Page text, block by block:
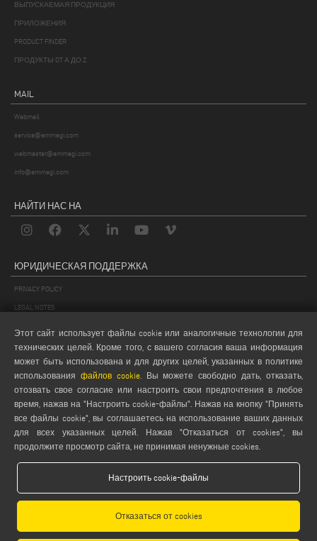
ВЫПУСКАЕМАЯ ПРОДУКЦИЯ
ПРИЛОЖЕНИЯ
PRODUCT FINDER
ПРОДУКТЫ OT А ДО Z
MAIL
Webmail
service@emmegi.com
webmaster@emmegi.com
info@emmegi.com
НАЙТИ НАС НА
ЮРИДИЧЕСКАЯ ПОДДЕРЖКА
PRIVACY POLICY
LEGAL NOTES
GENERAL TERMS AND CONDITIONS OF SALE
GENERAL TERMS AND CONDITION OF DISTRIBUTION
НАСТРОЙКИ COOKIES
tel +39 059 895411- P.Iva/C.Fisc 01978870366
Capitale Sociale € 2.080.000,00 i.v. - Nr. Identificazione I.V.A. IT 01978870366 - R.I.
Modena 01978870366 - R.E.A Modena 256411
Этот сайт использует файлы cookie или аналогичные технологии для
технических целей. Кроме того, с вашего согласия ваша информация
может быть использована и для других целей, указанных в политике
использования файлов cookie. Вы можете свободно дать, отказать,
отозвать свое согласие или настроить свои предпочтения в любое
время, нажав на "Настроить cookie-файлы". Нажав на кнопку "Принять
все файлы cookie", вы соглашаетесь на использование ваших данных
для всех указанных целей. Нажав "Отказаться от cookies", вы
продолжите просмотр сайта, не принимая ненужные cookies.
Настроить cookie-файлы
Отказаться от cookies